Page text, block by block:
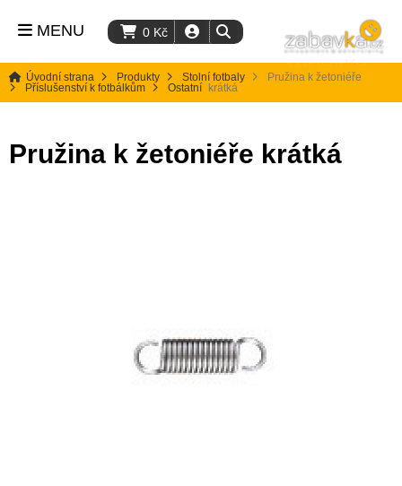
0 Kč
MENU
Úvodní strana Produkty
Stolní fotbaly
Příslušenství k fotbálkům
Ostatní
Pružina k žetoniéře
krátká
Pružina k žetoniéře krátká